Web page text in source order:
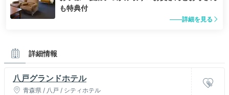
も特典付
詳細を見る
詳細情報
八戸グランドホテル
青森県 / 八戸 / シティホテル